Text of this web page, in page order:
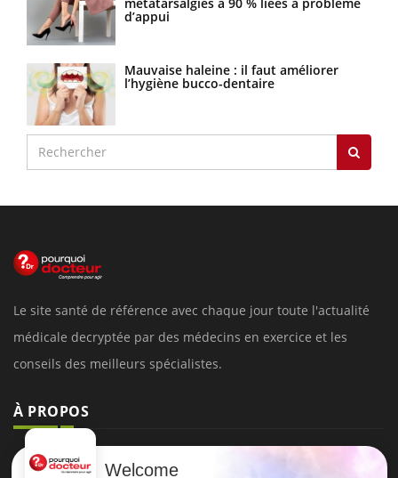
d’appui
Mauvaise haleine : il faut améliorer
l’hygiène bucco-dentaire
Le site santé de référence avec chaque jour toute l'actualité
médicale decryptée par des médecins en exercice et les
conseils des meilleurs spécialistes.
À PROPOS
Données personnelles et cookies
Welcome